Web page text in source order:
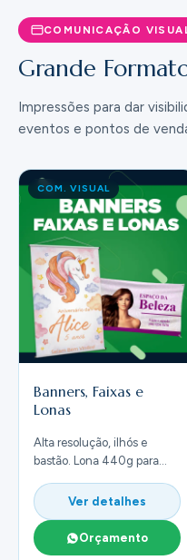
COMUNICAÇÃO
Grande
Impressões para dar
eventos e pontos de
COM. VISUAL
Banners, Faixas e
Lonas
Alta resolução, ilhós e
bastão. Lona 440g para
Ver detalhes
Orçamento